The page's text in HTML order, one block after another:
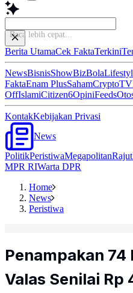
S
Berita UtamaCek FaktaTerkini
NewsBisnisShowBizBola
FaktaEnam PlusSahamCryptoTV
OffIslamiCitizen6OpiniFeeds
KontakKebijakan Privasi
News
PolitikPeristiwaMegapolitanRajut
MPR RIWarta DPR
Home
News
Peristiwa
Penampakan 74
Valas Senilai Rp